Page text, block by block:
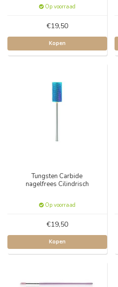
Op voorraad
€19,50
Kopen
Tungsten Carbide
nagelfrees Cilindrisch
Op voorraad
€19,50
Kopen